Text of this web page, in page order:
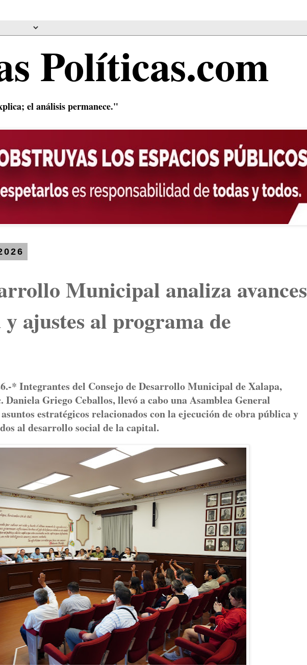
Políticas.com
el análisis permanece."
Municipal analiza avances
ajustes al programa de
* Integrantes del Consejo de Desarrollo Municipal de Xalapa,
Griego Ceballos, llevó a cabo una Asamblea General
estratégicos relacionados con la ejecución de obra pública y
al desarrollo social de la capital.